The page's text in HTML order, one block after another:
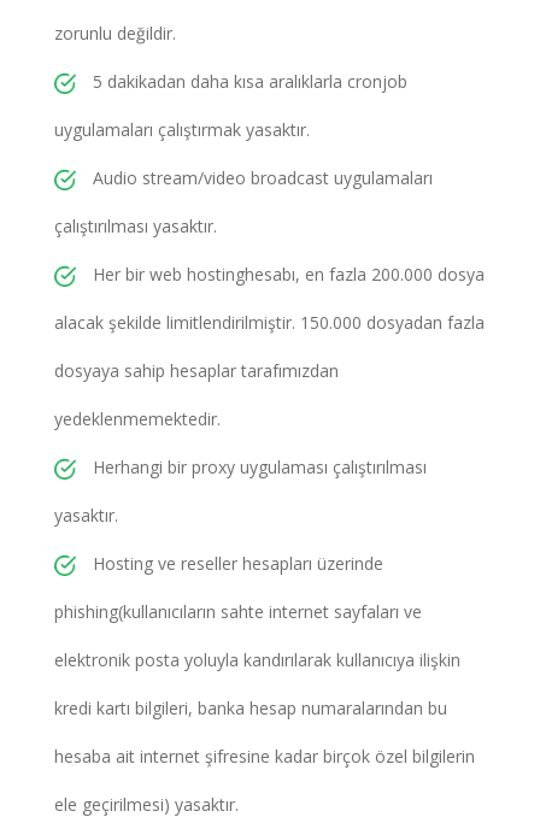
zorunlu değildir.
5 dakikadan daha kısa aralıklarla cronjob
uygulamaları çalıştırmak yasaktır.
Audio stream/video broadcast uygulamaları
çalıştırılması yasaktır.
Her bir web hostinghesabı, en fazla 200.000 dosya
alacak şekilde limitlendirilmiştir. 150.000 dosyadan fazla
dosyaya sahip hesaplar tarafımızdan
yedeklenmemektedir.
Herhangi bir proxy uygulaması çalıştırılması
yasaktır.
Hosting ve reseller hesapları üzerinde
phishing(kullanıcıların sahte internet sayfaları ve
elektronik posta yoluyla kandırılarak kullanıcıya ilişkin
kredi kartı bilgileri, banka hesap numaralarından bu
hesaba ait internet şifresine kadar birçok özel bilgilerin
ele geçirilmesi) yasaktır.